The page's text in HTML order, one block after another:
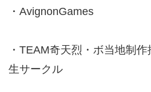
・AvignonGames
・TEAM奇天烈・ボ当地制
生サークル